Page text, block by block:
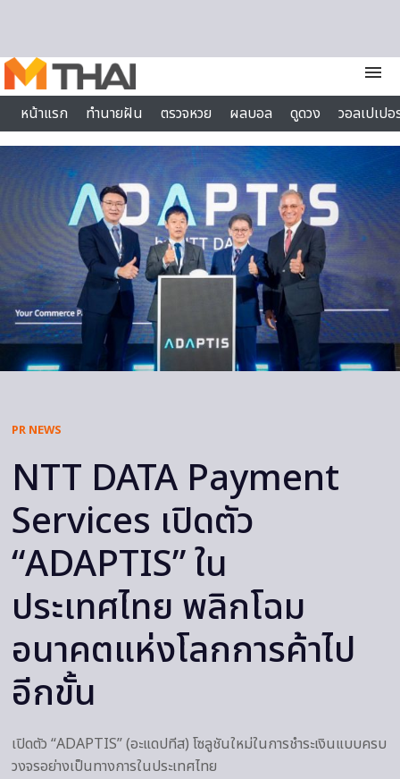
menu
หน้าแรก
ทำนายฝัน ตรวจหวย ผลบอล ดูดวง
วอลเปเป
ไลฟ์สไตล์
PR NEWS
NTT DATA Payment
Services เปิดตัว
“ADAPTIS” ใน
ประเทศไทย พลิกโฉม
อนาคตแห่งโลกการค้าไป
อีกขั้น
เปิดตัว “ADAPTIS” (อะแดปทีส) โซลูชันใหม่ในการชำระเงินแบบครบ
วงจรอย่างเป็นทางการในประเทศไทย